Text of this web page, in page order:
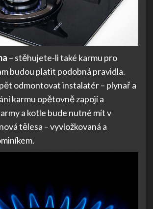
– stěhujete-li také karmu pro
budou platit podobná pravidla.
odmontovat instalatér – plynař a
karmu opětovně zapojí a
a kotle bude nutné mít v
tělesa – vyvložkovaná a